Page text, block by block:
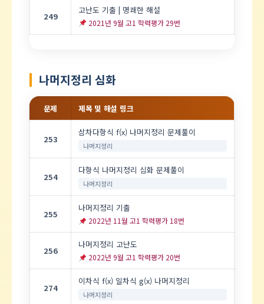
249
고난도 기출 | 명쾌한 해설
2021년 9월 고1 학력평가 29번
나머지정리 심화
문제 제목 및 해설 링크
253
삼차다항식 f(x) 나머지정리 문제풀이
나머지정리
254
다항식 나머지정리 심화 문제풀이
나머지정리
255
나머지정리 기출
2022년 11월 고1 학력평가 18번
256
나머지정리 고난도
2022년 9월 고1 학력평가 20번
274
이차식 f(x) 일차식 g(x) 나머지정리
나머지정리